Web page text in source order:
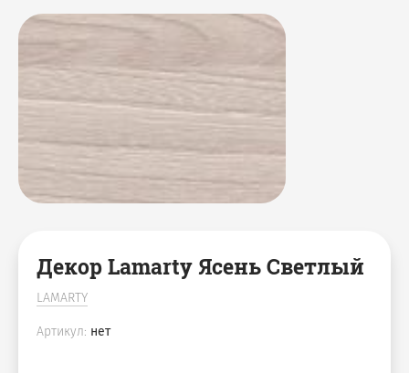
для детских комнат
Декор Lamarty Ясень Светлый
LAMARTY
Артикул: нет